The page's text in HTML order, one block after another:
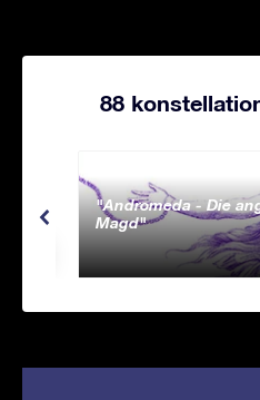
88
Andromeda - Die
Magd